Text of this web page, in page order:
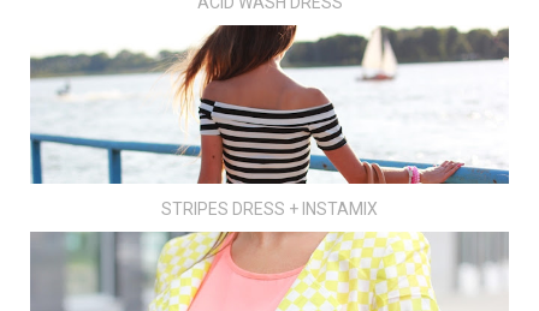
STRIPES DRESS + INSTAMIX